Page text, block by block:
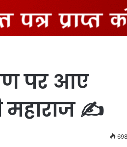
पर आए
महाराज ✍️
698